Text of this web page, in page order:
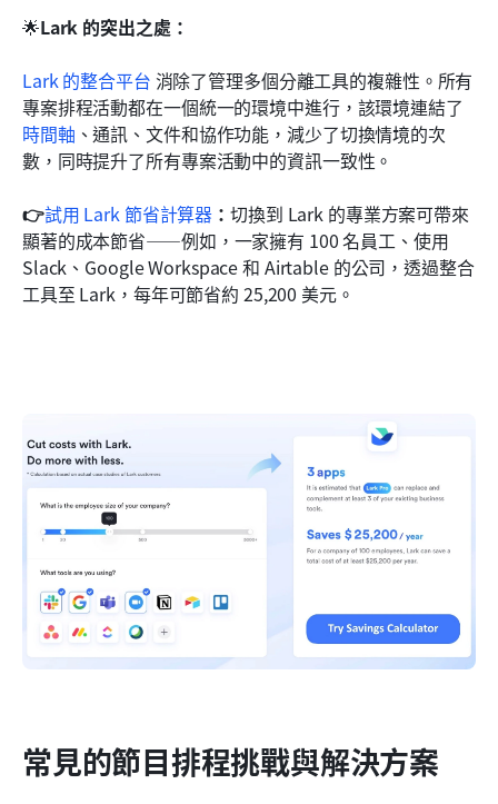
🌟Lark 的突出之處：
Lark 的整合平台 消除了管理多個分離工具的複雜性。所有
專案排程活動都在一個統一的環境中進行，該環境連結了
時間軸 、通訊、文件和協作功能，減少了切換情境的次
數，同時提升了所有專案活動中的資訊一致性。
👉試用 Lark 節省計算器 ：切換到 Lark 的專業方案可帶來
顯著的成本節省——例如，一家擁有 100 名員工、使用
Slack、Google Workspace 和 Airtable 的公司，透過整合
工具至 Lark，每年可節省約 25,200 美元。
常見的節目排程挑戰與解決方案